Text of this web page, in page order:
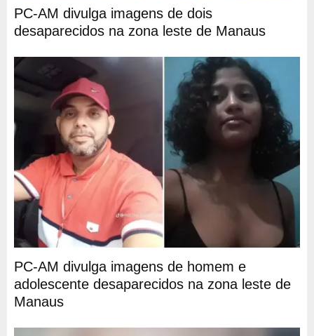
PC-AM divulga imagens de dois
desaparecidos na zona leste de Manaus
PC-AM divulga imagens de homem e
adolescente desaparecidos na zona leste de
Manaus